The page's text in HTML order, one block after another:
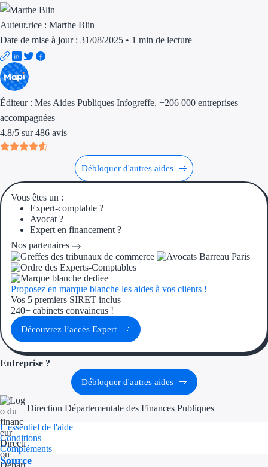
Aides Région
Aides Nationales
Aides Européennes
Ressources
Nos guides
Nos partenaires
Auteur.rice : Marthe Blin
Date de mise à jour : 31/08/2025 • 1 min de lecture
Éditeur : Mes Aides Publiques Infogreffe, +206 000 entreprises
accompagnées
4.8/5 sur 486 avis
Débloquer d'autres aides
Vous êtes un :
Expert-comptable ?
Avocat ?
Expert en financement ?
Nos partenaires
Proposez en marque blanche les aides à vos clients !
Vos 5 premiers SIRET inclus
240+ cabinets convaincus !
Découvrez l’accès Expert
Entreprise ?
Débloquer d'autres aides
Direction Départementale des Finances Publiques
L'essentiel de l'aide
Conditions
Compléments
Source